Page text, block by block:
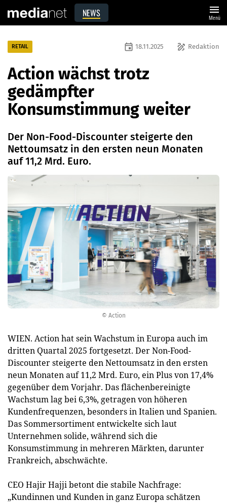
NEWS menu
Menü
© Action
RETAIL draw Redaktion
event 18.11.2025
Action wächst trotz
gedämpfter
Konsumstimmung weiter
Der Non-Food-Discounter steigerte den
Nettoumsatz in den ersten neun Monaten
auf 11,2 Mrd. Euro.
WIEN. Action hat sein Wachstum in Europa auch im
dritten Quartal 2025 fortgesetzt. Der Non-Food-
Discounter steigerte den Nettoumsatz in den ersten
neun Monaten auf 11,2 Mrd. Euro, ein Plus von 17,4%
gegenüber dem Vorjahr. Das flächenbereinigte
Wachstum lag bei 6,3%, getragen von höheren
Kundenfrequenzen, besonders in Italien und Spanien.
Das Sommersortiment entwickelte sich laut
Unternehmen solide, während sich die
Konsumstimmung in mehreren Märkten, darunter
Frankreich, abschwächte.
CEO Hajir Hajji betont die stabile Nachfrage:
„Kundinnen und Kunden in ganz Europa schätzen